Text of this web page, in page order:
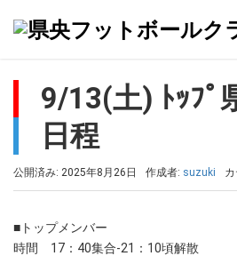
9/13(土) ﾄｯﾌﾟ
日程
公開済み: 2025年8月26日 作成者: suzuki
■トップメンバー
時間 17：40集合-21：10頃解散